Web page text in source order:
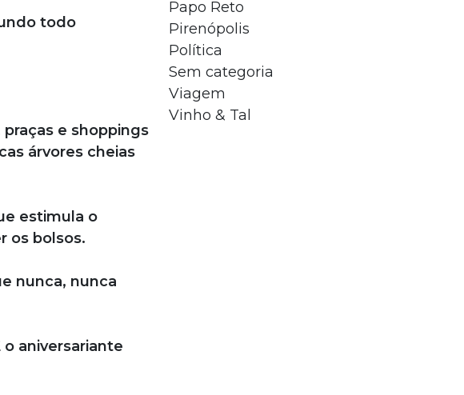
todo
e shoppings
árvores cheias
estimula o
os bolsos.
nunca, nunca
aniversariante
Papo Reto
Pirenópolis
Política
Sem categoria
Viagem
Vinho & Tal